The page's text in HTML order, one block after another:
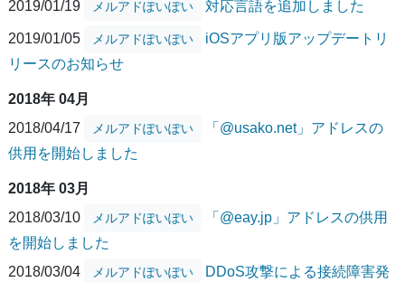
2019/01/19 メルアドぽいぽい 対応言語を追加しました
2019/01/05 メルアドぽいぽい
iOSアプリ版アップデートリ
リースのお知らせ
2018年 04月
2018/04/17
メルアドぽいぽい
「@usako.net」アドレスの
供用を開始しました
2018年 03月
2018/03/10
メルアドぽいぽい
「@eay.jp」アドレスの供用
を開始しました
2018/03/04
メルアドぽいぽい
DDoS攻撃による接続障害発